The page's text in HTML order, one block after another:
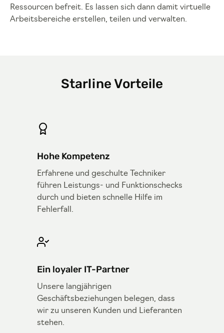
Ressourcen befreit. Es lassen sich dann damit virtuelle
Arbeitsbereiche erstellen, teilen und verwalten.
Starline Vorteile
Hohe Kompetenz
Erfahrene und geschulte Techniker
führen Leistungs- und Funktionschecks
durch und bieten schnelle Hilfe im
Fehlerfall.
Ein loyaler IT-Partner
Unsere langjährigen
Geschäftsbeziehungen belegen, dass
wir zu unseren Kunden und Lieferanten
stehen.